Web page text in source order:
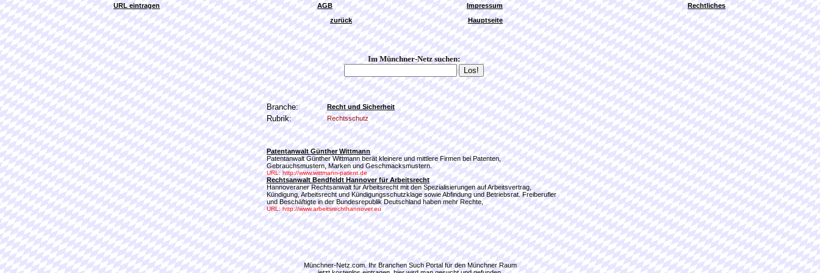
URL eintragen AGB Impressum
Rechtliches
zurück
Hauptseite
Im Münchner-Netz suchen:
Branche: Recht und Sicherheit
Rubrik: Rechtsschutz
Patentanwalt Günther Wittmann
Patentanwalt Günther Wittmann berät kleinere und mittlere Firmen bei Patenten,
Gebrauchsmustern, Marken und Geschmacksmustern.
URL: http://www.wittmann-patent.de
Rechtsanwalt Bendfeldt Hannover für Arbeitsrecht
Hannoveraner Rechtsanwalt für Arbeitsrecht mit den Spezialisierungen auf Arbeitsvertrag,
Kündigung, Arbeitsrecht und Kündigungsschutzklage sowie Abfindung und Betriebsrat. Freiberufler
und Beschäftigte in der Bundesrepublik Deutschland haben mehr Rechte,
URL: http://www.arbeitsrechthannover.eu
Münchner-Netz.com. Ihr Branchen Such Portal für den Münchner Raum